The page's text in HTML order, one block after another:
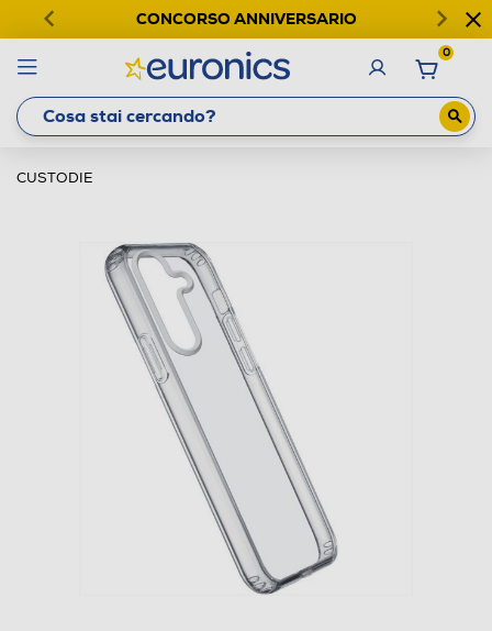
CONCORSO ANNIVERSARIO
0
CUSTODIE